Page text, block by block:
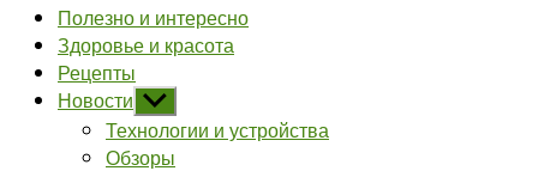
Полезно и интересно
Здоровье и красота
Рецепты
Новости Показывать
подменю
Технологии и устройства
Обзоры